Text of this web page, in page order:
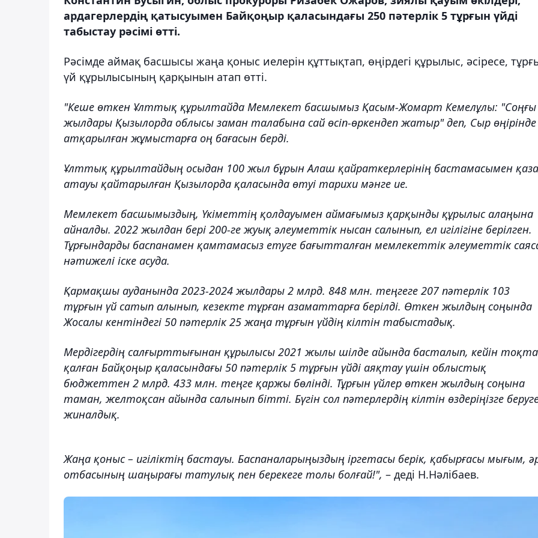
ардагерлердің қатысуымен Байқоңыр қаласындағы 250 пәтерлік 5 тұрғын үйді
табыстау рәсімі өтті.
Рәсімде аймақ басшысы жаңа қоныс иелерін құттықтап, өңірдегі құрылыс, әсіресе,
үй құрылысының қарқынын атап өтті.
"Кеше өткен Ұлттық құрылтайда Мемлекет басшымыз Қасым-Жомарт Кемелұлы: "Соңғы
жылдары Қызылорда облысы заман талабына сай өсіп-өркендеп жатыр" деп, Cыр өңірінде
атқарылған жұмыстарға оң бағасын берді.
Ұлттық құрылтайдың осыдан 100 жыл бұрын Алаш қайраткерлерінің бастамасымен
атауы қайтарылған Қызылорда қаласында өтуі тарихи мәнге ие.
Мемлекет басшымыздың, Үкіметтің қолдауымен аймағымыз қарқынды құрылыс алаңына
айналды. 2022 жылдан бері 200-ге жуық әлеуметтік нысан салынып, ел игілігіне берілген.
Тұрғындарды баспанамен қамтамасыз етуге бағытталған мемлекеттік әлеуметтік
нәтижелі іске асуда.
Қармақшы ауданында 2023-2024 жылдары 2 млрд. 848 млн. теңгеге 207 пәтерлік 103
тұрғын үй сатып алынып, кезекте тұрған азаматтарға берілді. Өткен жылдың соңында
Жосалы кентіндегі 50 пәтерлік 25 жаңа тұрғын үйдің кілтін табыстадық.
Мердігердің салғырттығынан құрылысы 2021 жылы шілде айында басталып, кейін
қалған Байқоңыр қаласындағы 50 пәтерлік 5 тұрғын үйді аяқтау үшін облыстық
бюджеттен 2 млрд. 433 млн. теңге қаржы бөлінді. Тұрғын үйлер өткен жылдың соңына
таман, желтоқсан айында салынып бітті. Бүгін сол пәтерлердің кілтін өздеріңізге
жиналдық.
Жаңа қоныс – игіліктің бастауы. Баспаналарыңыздың іргетасы берік, қабырғасы мығым,
отбасының шаңырағы татулық пен берекеге толы болғай!", – деді Н.Нәлібаев.